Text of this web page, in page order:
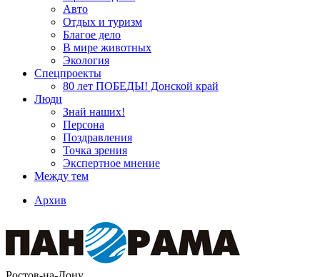
Авто
Отдых и туризм
Благое дело
В мире животных
Экология
Спецпроекты
80 лет ПОБЕДЫ! Донской край
Люди
Знай наших!
Персона
Поздравления
Точка зрения
Экспертное мнение
Между тем
Архив